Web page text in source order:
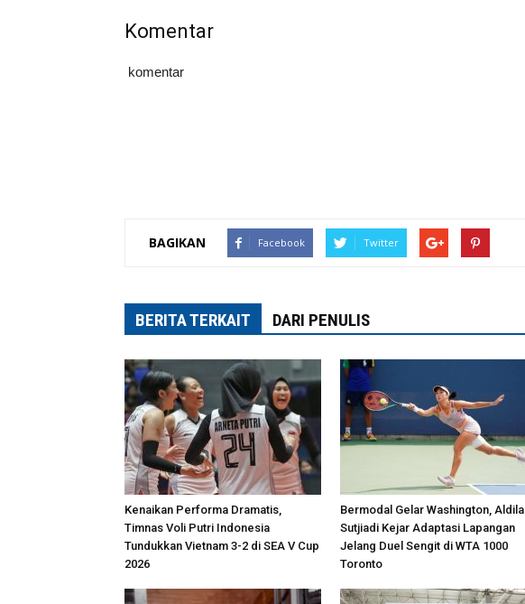
Komentar
komentar
BAGIKAN Facebook Twitter
BERITA TERKAIT DARI PENULIS
Kenaikan Performa Dramatis,
Timnas Voli Putri Indonesia
Tundukkan Vietnam 3-2 di SEA V Cup
2026
Bermodal Gelar Washington, Aldila
Sutjiadi Kejar Adaptasi Lapangan
Jelang Duel Sengit di WTA 1000
Toronto